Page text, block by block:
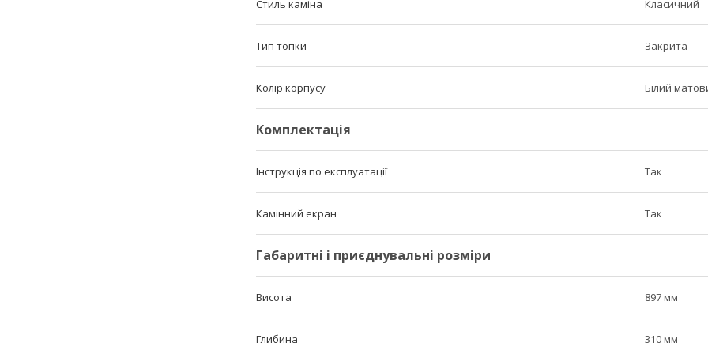
Стиль каміна Класичний
Тип топки Закрита
Колір корпусу Білий
Комплектація
Інструкція по експлуатації Так
Камінний екран Так
Габаритні і приєднувальні розміри
Висота 897 мм
Глибина 310 мм